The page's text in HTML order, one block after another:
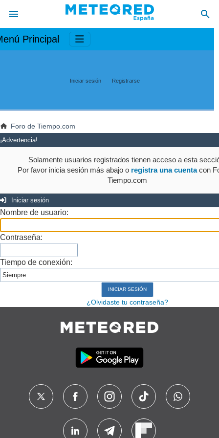
Principal
Iniciar sesión Registrarse
Foro de Tiempo.com
¡Advertencia!
Solamente usuarios registrados tienen acceso a esta
Por favor inicia sesión más abajo o registra una cuentacon
Tiempo.com
Iniciar sesión
Nombre de usuario:
Contraseña:
Tiempo de conexión:
¿Olvidaste tu contraseña?